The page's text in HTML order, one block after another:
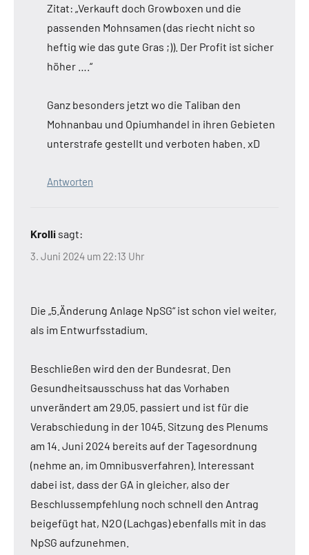
Zitat: „Verkauft doch Growboxen und die
passenden Mohnsamen (das riecht nicht so
heftig wie das gute Gras ;)). Der Profit ist sicher
höher ….“
Ganz besonders jetzt wo die Taliban den
Mohnanbau und Opiumhandel in ihren Gebieten
unterstrafe gestellt und verboten haben. xD
Antworten
Krolli sagt:
3. Juni 2024 um 22:13 Uhr
Die „5.Änderung Anlage NpSG“ ist schon viel weiter,
als im Entwurfsstadium.
Beschließen wird den der Bundesrat. Den
Gesundheitsausschuss hat das Vorhaben
unverändert am 29.05. passiert und ist für die
Verabschiedung in der 1045. Sitzung des Plenums
am 14. Juni 2024 bereits auf der Tagesordnung
(nehme an, im Omnibusverfahren). Interessant
dabei ist, dass der GA in gleicher, also der
Beschlussempfehlung noch schnell den Antrag
beigefügt hat, N2O (Lachgas) ebenfalls mit in das
NpSG aufzunehmen.